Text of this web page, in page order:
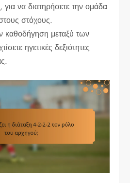
να διατηρήσετε την ομάδα
στόχους.
καθοδήγηση μεταξύ των
ηγετικές δεξιότητες